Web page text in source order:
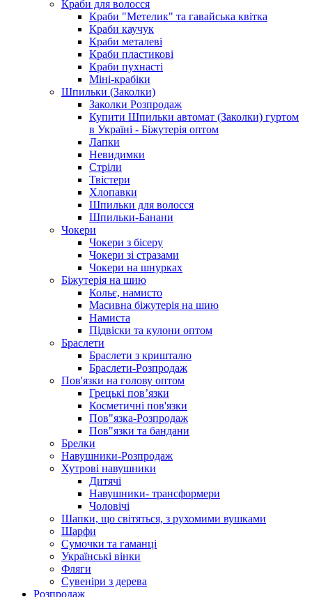
Краби для волосся
Краби "Метелик" та гавайська квітка
Краби каучук
Краби металеві
Краби пластикові
Краби пухнасті
Міні-крабіки
Шпильки (Заколки)
Заколки Розпродаж
Купити Шпильки автомат (Заколки) гуртом
в Україні - Біжутерія оптом
Лапки
Невидимки
Стріли
Твістери
Хлопавки
Шпильки для волосся
Шпильки-Банани
Чокери
Чокери з бісеру
Чокери зі стразами
Чокери на шнурках
Біжутерія на шию
Кольє, намисто
Масивна біжутерія на шию
Намиста
Підвіски та кулони оптом
Браслети
Браслети з кришталю
Браслети-Розпродаж
Пов'язки на голову оптом
Грецькі пов’язки
Косметичні пов'язки
Пов"язка-Розпродаж
Пов"язки та бандани
Брелки
Навушники-Розпродаж
Хутрові навушники
Дитячі
Навушники- трансформери
Чоловічі
Шапки, що світяться, з рухомими вушками
Шарфи
Сумочки та гаманці
Українські вінки
Фляги
Сувеніри з дерева
Розпродаж